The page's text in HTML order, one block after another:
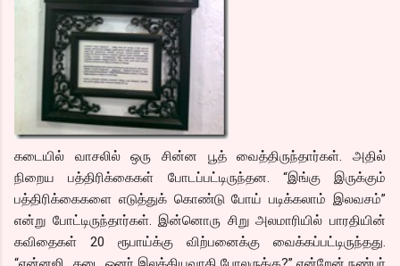
கடையில் வாசலில் ஒரு சின்ன பூத் வைத்திருந்தார்கள். அதில்
நிறைய பத்திரிக்கைகள் போடப்பட்டிருந்தன. “இங்கு இருக்கும்
பத்திரிக்கைகளை எடுத்துக் கொண்டு போய் படிக்கலாம் இலவசம்”
என்று போட்டிருந்தார்கள். இன்னொரு சிறு அலமாரியில் பாரதியின்
கவிதைகள் 20 ரூபாய்க்கு விற்பனைக்கு வைக்கப்பட்டிருந்தது.